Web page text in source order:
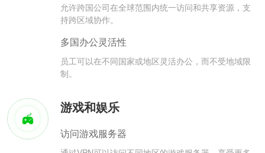
允许跨国公司在全球范围内统一访问和共享资源，支
持跨区域协作。
多国办公灵活性
员工可以在不同国家或地区灵活办公，而不受地域限
制。
游戏和娱乐
访问游戏服务器